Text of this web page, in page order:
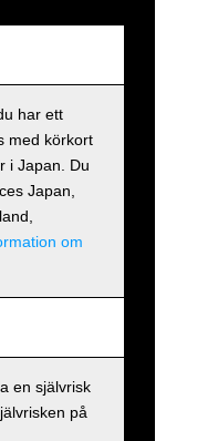
har ett
med körkort
i Japan. Du
Japan,
om
en självrisk
på